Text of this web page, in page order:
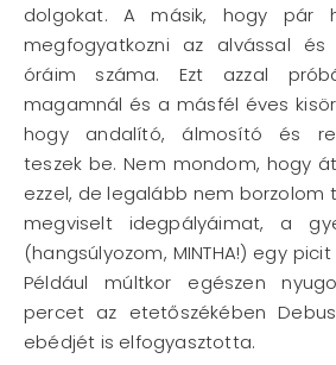
dolgokat. A másik, hogy pár
megfogyatkozni az alvással
óráim száma. Ezt azzal
magamnál és a másfél éves
hogy andalító, álmosító és
teszek be. Nem mondom, hogy
ezzel, de legalább nem borzolom
megviselt idegpályáimat, a
(hangsúlyozom, MINTHA!) egy
Például múltkor egészen
percet az etetőszékében
ebédjét is elfogyasztotta.